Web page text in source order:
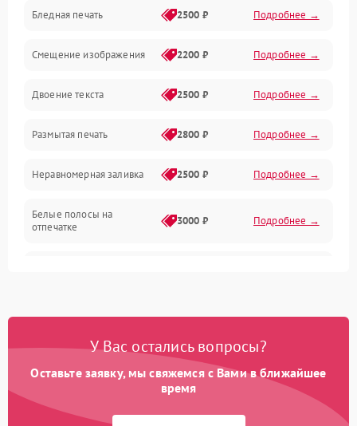
Сканер и копирование
Механика и узлы
Программные сбои
Подключение и интерфейсы
Дисплей и органы управления
Изображение
Бледная печать 2500 ₽ Подробнее →
Смещение изображения 2200 ₽ Подробнее →
Двоение текста 2500 ₽ Подробнее →
Размытая печать 2800 ₽ Подробнее →
Неравномерная заливка 2500 ₽ Подробнее →
Белые полосы на
отпечатке
3000 ₽ Подробнее →
У Вас остались вопросы?
Оставьте заявку, мы свяжемся с Вами в ближайшее
время